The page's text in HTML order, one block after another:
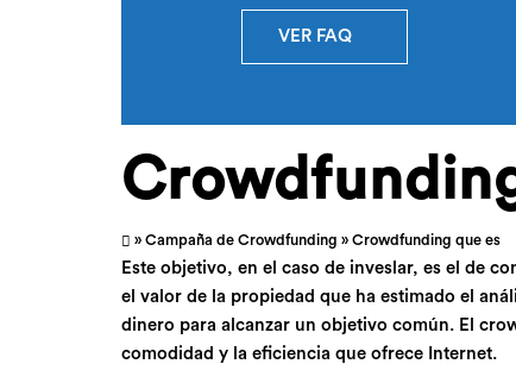
VER FAQ
» Campaña de Crowdfunding » Crowdfunding que es
Este objetivo, en el caso de inveslar, es el de
el valor de la propiedad que ha estimado el
dinero para alcanzar un objetivo común. El
comodidad y la eficiencia que ofrece Internet.